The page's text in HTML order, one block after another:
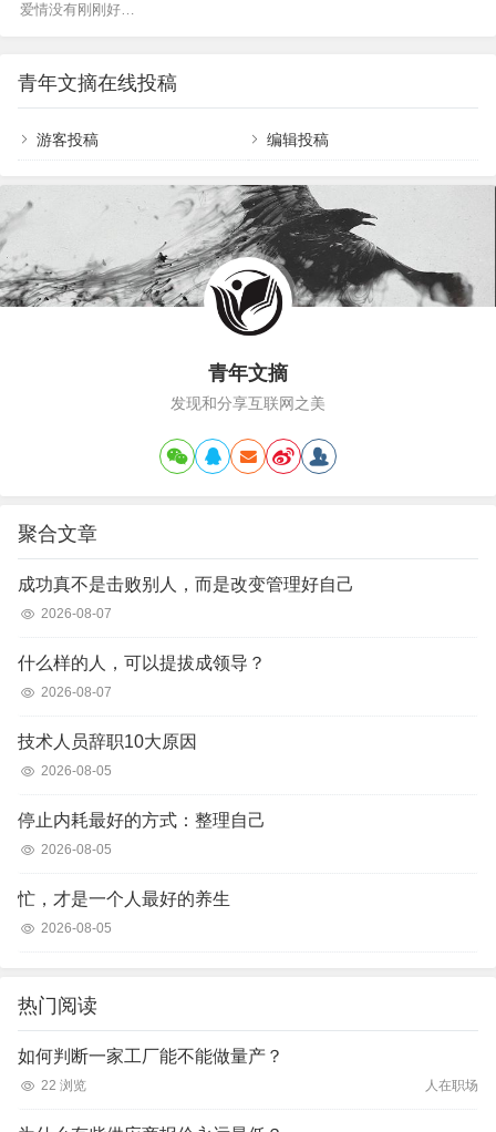
爱情没有刚刚好…
青年文摘在线投稿
游客投稿 编辑投稿
青年文摘
发现和分享互联网之美
聚合文章
成功真不是击败别人，而是改变管理好自己
2026-08-07
什么样的人，可以提拔成领导？
2026-08-07
技术人员辞职10大原因
2026-08-05
停止内耗最好的方式：整理自己
2026-08-05
忙，才是一个人最好的养生
2026-08-05
热门阅读
如何判断一家工厂能不能做量产？
22 浏览 人在职场